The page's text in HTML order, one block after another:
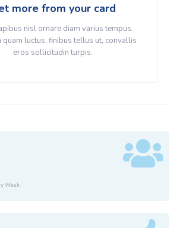
more from your card
nisl ornare diam varius tempus.
quam luctus, finibus tellus ut, convallis
eros sollicitudin turpis.
Week